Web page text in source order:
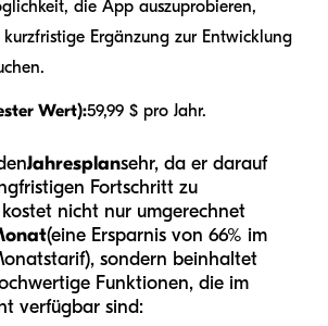
die App auszuprobieren,
Ergänzung zur Entwicklung
Wert):59,99 $ pro Jahr.
Jahresplansehr, da er darauf
Fortschritt zu
nicht nur umgerechnet
(eine Ersparnis von 66% im
sondern beinhaltet
Funktionen, die im
verfügbar sind: